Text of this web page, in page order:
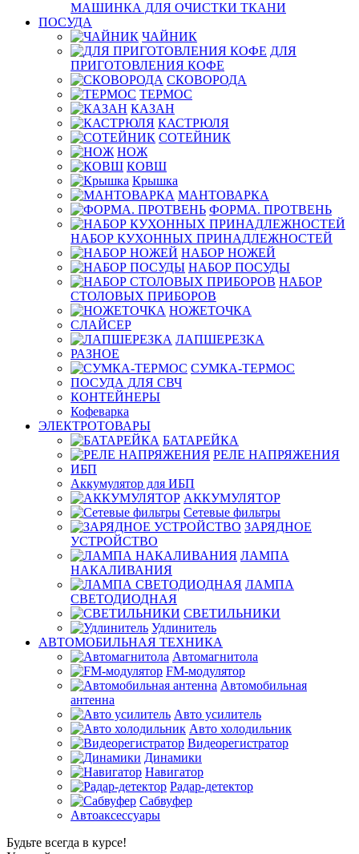
МАШИНКА ДЛЯ ОЧИСТКИ ТКАНИ
ПОСУДА
ЧАЙНИК
ДЛЯ
ПРИГОТОВЛЕНИЯ КОФЕ
СКОВОРОДА
ТЕРМОС
КАЗАН
КАСТРЮЛЯ
СОТЕЙНИК
НОЖ
КОВШ
Крышка
МАНТОВАРКА
ФОРМА. ПРОТВЕНЬ
НАБОР КУХОННЫХ ПРИНАДЛЕЖНОСТЕЙ
НАБОР НОЖЕЙ
НАБОР ПОСУДЫ
НАБОР
СТОЛОВЫХ ПРИБОРОВ
НОЖЕТОЧКА
СЛАЙСЕР
ЛАПШЕРЕЗКА
РАЗНОЕ
СУМКА-ТЕРМОС
ПОСУДА ДЛЯ СВЧ
КОНТЕЙНЕРЫ
Кофеварка
ЭЛЕКТРОТОВАРЫ
БАТАРЕЙКА
РЕЛЕ НАПРЯЖЕНИЯ
ИБП
Аккумулятор для ИБП
АККУМУЛЯТОР
Сетевые фильтры
ЗАРЯДНОЕ
УСТРОЙСТВО
ЛАМПА
НАКАЛИВАНИЯ
ЛАМПА
СВЕТОДИОДНАЯ
СВЕТИЛЬНИКИ
Удлинитель
АВТОМОБИЛЬНАЯ ТЕХНИКА
Автомагнитола
FM-модулятор
Автомобильная
антенна
Авто усилитель
Авто холодильник
Видеорегистратор
Динамики
Навигатор
Радар-детектор
Сабвуфер
Автоаксессуары
Будьте всегда в курсе!